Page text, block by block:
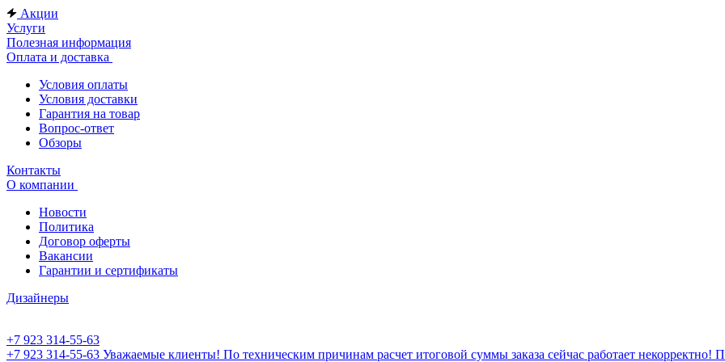
Акции
Услуги
Полезная информация
Оплата и доставка
Условия оплаты
Условия доставки
Гарантия на товар
Вопрос-ответ
Обзоры
Контакты
О компании
Новости
Политика
Договор оферты
Вакансии
Гарантии и сертификаты
Дизайнеры
+7 923 314-55-63
+7 923 314-55-63 Уважаемые клиенты! По техническим причинам расчет итоговой суммы заказа сейчас работает